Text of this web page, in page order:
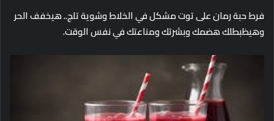
فرط حبة رمان على توت مشكل في الخلاط وشوية تلج.. هيخفف الحر
وهيظبطلك هضمك وبشرتك ومناعتك في نفس الوقت.